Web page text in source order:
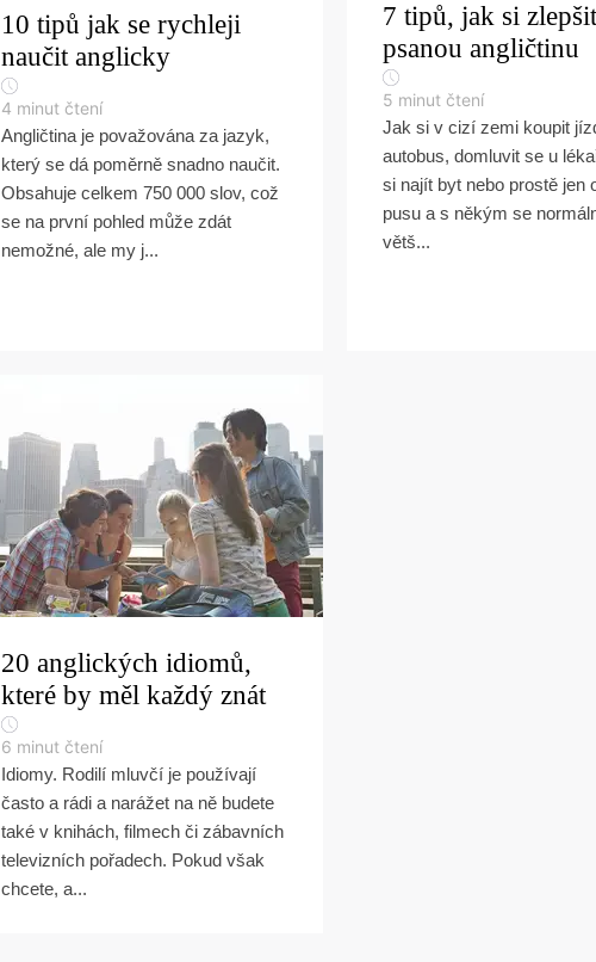
10 tipů jak se rychleji
naučit anglicky
4 minut čtení
Angličtina je považována za jazyk,
který se dá poměrně snadno naučit.
Obsahuje celkem 750 000 slov, což
se na první pohled může zdát
nemožné, ale my j...
7 tipů, jak si zlepšit
psanou angličtinu
5 minut čtení
Jak si v cizí zemi koupit
autobus, domluvit se u
si najít byt nebo prostě jen
pusu a s někým se
větš...
20 anglických idiomů,
které by měl každý znát
6 minut čtení
Idiomy. Rodilí mluvčí je používají
často a rádi a narážet na ně budete
také v knihách, filmech či zábavních
televizních pořadech. Pokud však
chcete, a...